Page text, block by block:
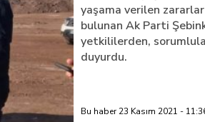
yaşama verilen
bulunan Ak Parti
yetkililerden,
duyurdu.
Bu haber 23 Kasım 2021 -